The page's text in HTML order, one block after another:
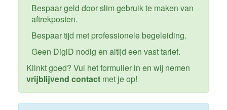
Bespaar geld door slim gebruik te maken van
aftrekposten.
Bespaar tijd met professionele begeleiding.
Geen DigiD nodig en altijd een vast tarief.
Klinkt goed? Vul het formulier in en wij nemen
vrijblijvend contactmet je op!